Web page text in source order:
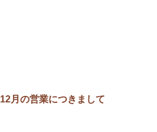
12月の営業につきまして